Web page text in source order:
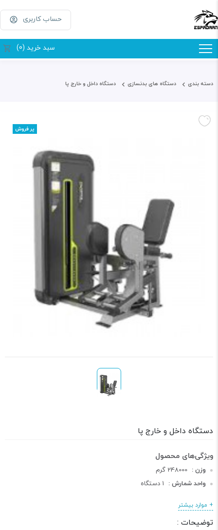
حساب کاربری
سبد خرید (0)
دسته بندی دستگاه های بدنسازی دستگاه داخل و خارج پا
پر فروش
دستگاه داخل و خارج پا
وزن : 248000 گرم
واحد شمارش : 1 دستگاه
عرض : 120 سانتی متر
ارتفاع : 150 سانتی متر
+ موارد بیشتر
توضیحات :